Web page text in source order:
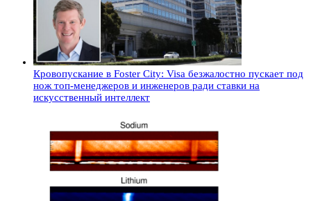
Кровопускание в Foster City: Visa безжалостно пускает под
нож топ-менеджеров и инженеров ради ставки на
искусственный интеллект